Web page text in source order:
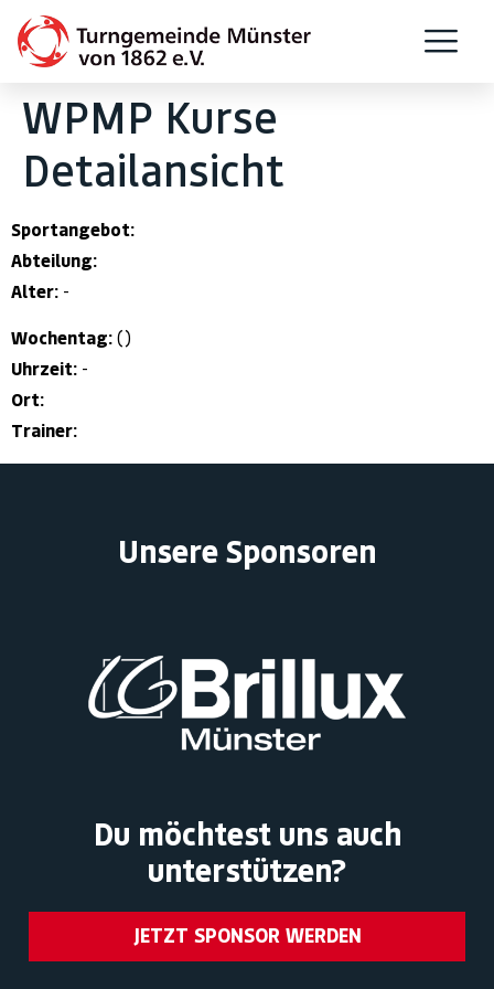
WPMP Kurse
Detailansicht
Sportangebot:
Abteilung:
Alter: -
Wochentag: ()
Uhrzeit: -
Ort:
Trainer:
Unsere Sponsoren
Du möchtest uns auch
unterstützen?
JETZT SPONSOR WERDEN